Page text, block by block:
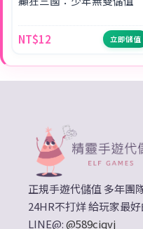
NT$12 立即儲值
正規手遊代儲值 多年團
24HR不打烊 給玩家最
LINE@:@589ciqvj